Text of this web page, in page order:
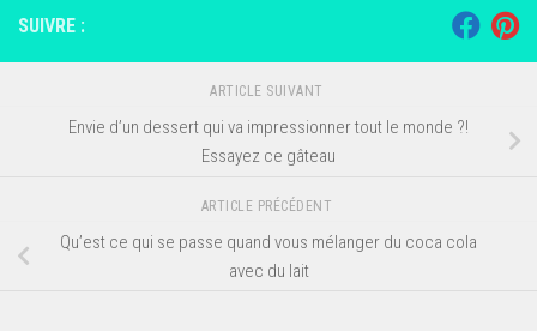
SUIVRE :
ARTICLE SUIVANT
Envie d’un dessert qui va impressionner tout le monde ?!
Essayez ce gâteau
ARTICLE PRÉCÉDENT
Qu’est ce qui se passe quand vous mélanger du coca cola
avec du lait